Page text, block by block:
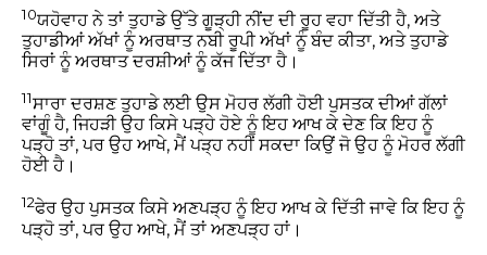
10ਯਹੋਵਾਹ ਨੇ ਤਾਂ ਤੁਹਾਡੇ ਉੱਤੇ ਗੂੜ੍ਹੀ ਨੀਂਦ ਦੀ ਰੂਹ ਵਹਾ ਦਿੱਤੀ ਹੈ, ਅਤੇ
ਤੁਹਾਡੀਆਂ ਅੱਖਾਂ ਨੂੰ ਅਰਥਾਤ ਨਬੀ ਰੂਪੀ ਅੱਖਾਂ ਨੂੰ ਬੰਦ ਕੀਤਾ, ਅਤੇ ਤੁਹਾਡੇ
ਸਿਰਾਂ ਨੂੰ ਅਰਥਾਤ ਦਰਸ਼ੀਆਂ ਨੂੰ ਕੱਜ ਦਿੱਤਾ ਹੈ।
11ਸਾਰਾ ਦਰਸ਼ਣ ਤੁਹਾਡੇ ਲਈ ਉਸ ਮੋਹਰ ਲੱਗੀ ਹੋਈ ਪੁਸਤਕ ਦੀਆਂ ਗੱਲਾਂ
ਵਾਂਗੂੰ ਹੈ, ਜਿਹੜੀ ਉਹ ਕਿਸੇ ਪੜ੍ਹੇ ਹੋਏ ਨੂੰ ਇਹ ਆਖ ਕੇ ਦੇਣ ਕਿ ਇਹ ਨੂੰ
ਪੜ੍ਹੋ ਤਾਂ, ਪਰ ਉਹ ਆਖੇ, ਮੈਂ ਪੜ੍ਹ ਨਹੀਂ ਸਕਦਾ ਕਿਉਂ ਜੋ ਉਹ ਨੂੰ ਮੋਹਰ ਲੱਗੀ
ਹੋਈ ਹੈ।
12ਫੇਰ ਉਹ ਪੁਸਤਕ ਕਿਸੇ ਅਣਪੜ੍ਹ ਨੂੰ ਇਹ ਆਖ ਕੇ ਦਿੱਤੀ ਜਾਵੇ ਕਿ ਇਹ ਨੂੰ
ਪੜ੍ਹੋ ਤਾਂ, ਪਰ ਉਹ ਆਖੇ, ਮੈਂ ਤਾਂ ਅਣਪੜ੍ਹ ਹਾਂ।